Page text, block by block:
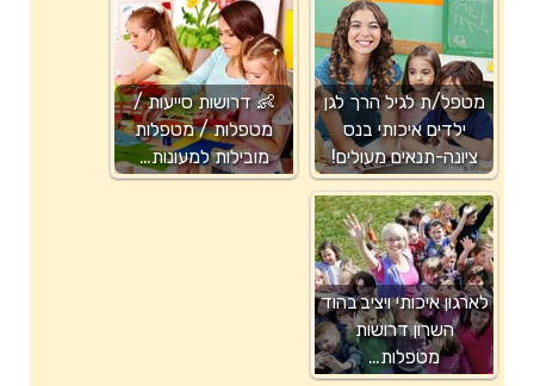
מטפל/ת לגיל הרך לגן
ילדים איכותי בנס
ציונה-תנאים מעולים!
👶 דרושות סייעות /
מטפלות / מטפלות
מובילות למעונות…
לארגון איכותי ויציב בהוד
השרון דרושות
מטפלות…